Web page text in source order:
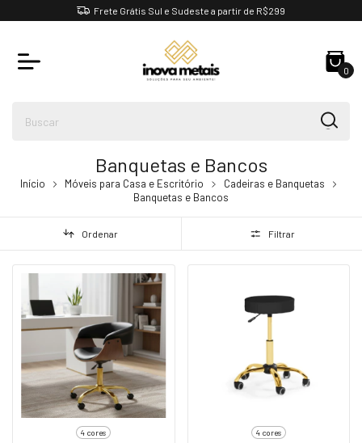
Frete Grátis Sul e Sudeste a partir de R$299
0
Banquetas e Bancos
Início Móveis para Casa e Escritório
Cadeiras e Banquetas
Banquetas e Bancos
Ordenar Filtrar
4 cores 4 cores